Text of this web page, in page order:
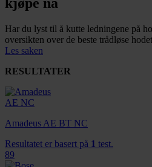
Har du lyst til å kutte ledningene på
oversikten over de beste trådløse
Les saken
RESULTATER
Amadeus AE BT NC
Resultatet er basert på 1 test.
89